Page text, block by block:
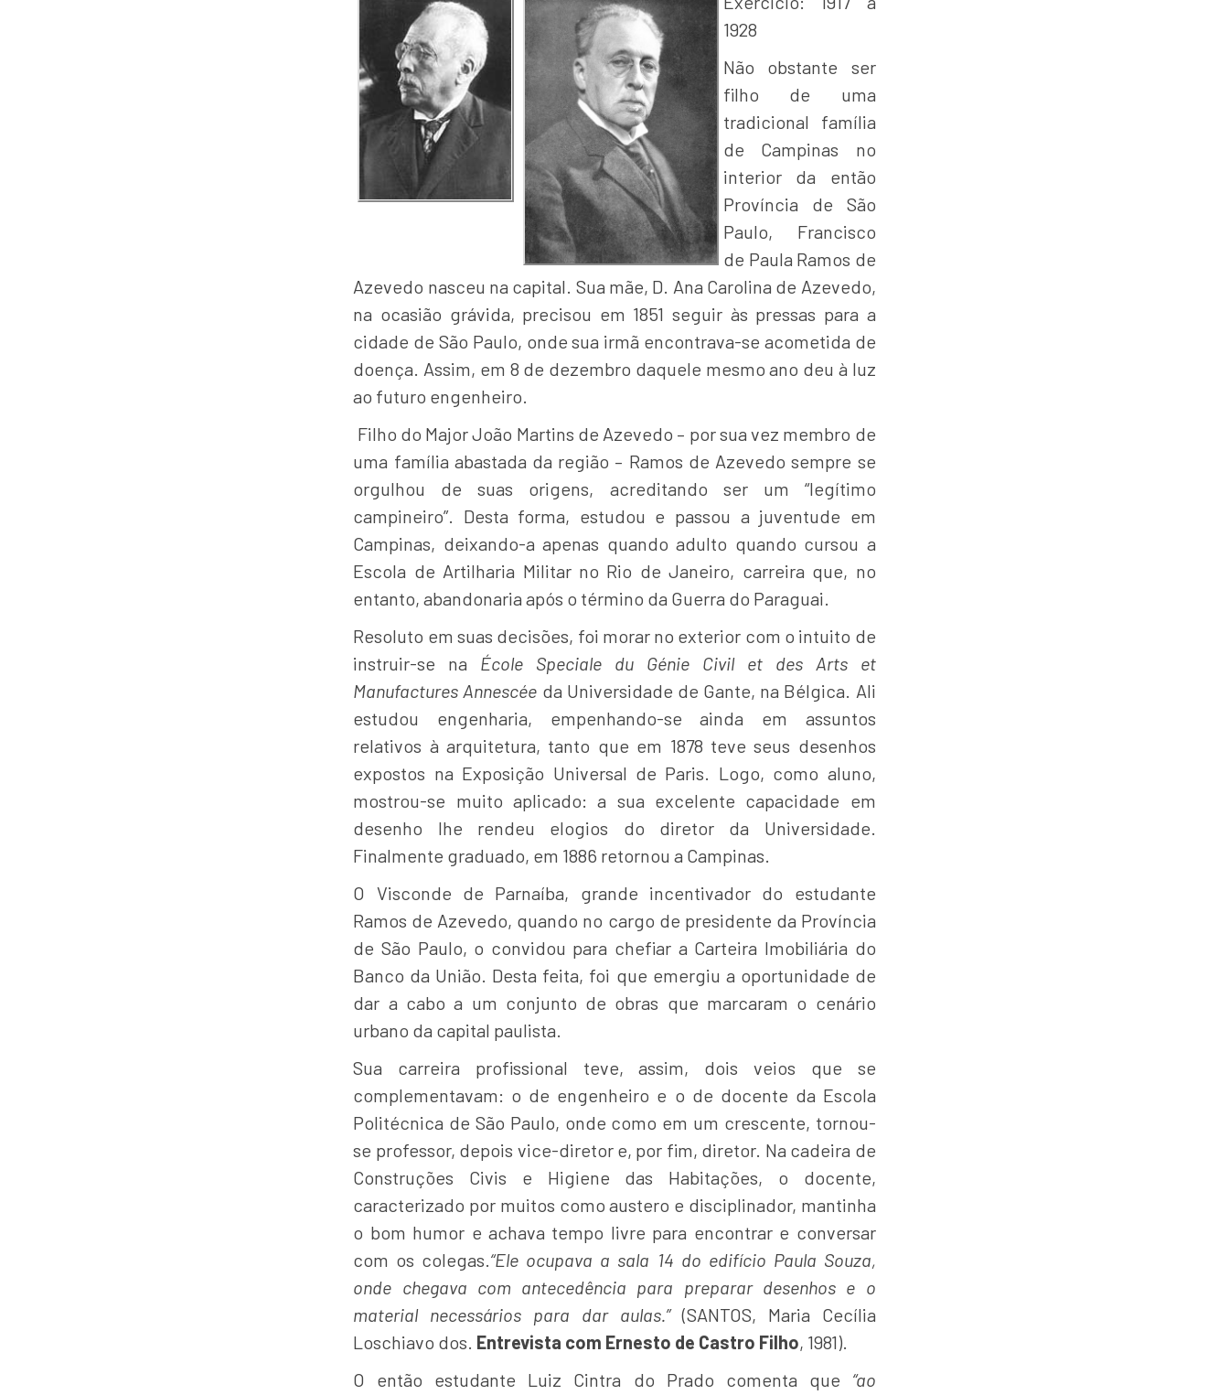
1928
Não obstante ser
filho de uma
tradicional família
de Campinas no
interior da então
Província de São
Paulo, Francisco
de Paula Ramos de
Azevedo nasceu na capital. Sua mãe, D. Ana Carolina de Azevedo,
na ocasião grávida, precisou em 1851 seguir às pressas para a
cidade de São Paulo, onde sua irmã encontrava-se acometida de
doença. Assim, em 8 de dezembro daquele mesmo ano deu à luz
ao futuro engenheiro.
Filho do Major João Martins de Azevedo – por sua vez membro de
uma família abastada da região – Ramos de Azevedo sempre se
orgulhou de suas origens, acreditando ser um “legítimo
campineiro”. Desta forma, estudou e passou a juventude em
Campinas, deixando-a apenas quando adulto quando cursou a
Escola de Artilharia Militar no Rio de Janeiro, carreira que, no
entanto, abandonaria após o término da Guerra do Paraguai.
Resoluto em suas decisões, foi morar no exterior com o intuito de
instruir-se na École Speciale du Génie Civil et des Arts et
Manufactures Annescée da Universidade de Gante, na Bélgica. Ali
estudou engenharia, empenhando-se ainda em assuntos
relativos à arquitetura, tanto que em 1878 teve seus desenhos
expostos na Exposição Universal de Paris. Logo, como aluno,
mostrou-se muito aplicado: a sua excelente capacidade em
desenho lhe rendeu elogios do diretor da Universidade.
Finalmente graduado, em 1886 retornou a Campinas.
O Visconde de Parnaíba, grande incentivador do estudante
Ramos de Azevedo, quando no cargo de presidente da Província
de São Paulo, o convidou para chefiar a Carteira Imobiliária do
Banco da União. Desta feita, foi que emergiu a oportunidade de
dar a cabo a um conjunto de obras que marcaram o cenário
urbano da capital paulista.
Sua carreira profissional teve, assim, dois veios que se
complementavam: o de engenheiro e o de docente da Escola
Politécnica de São Paulo, onde como em um crescente, tornou-
se professor, depois vice-diretor e, por fim, diretor. Na cadeira de
Construções Civis e Higiene das Habitações, o docente,
caracterizado por muitos como austero e disciplinador, mantinha
o bom humor e achava tempo livre para encontrar e conversar
com os colegas.“Ele ocupava a sala 14 do edifício Paula Souza,
onde chegava com antecedência para preparar desenhos e o
material necessários para dar aulas.”(SANTOS, Maria Cecília
Loschiavo dos. Entrevista com Ernesto de Castro Filho, 1981).
O então estudante Luiz Cintra do Prado comenta que “ao